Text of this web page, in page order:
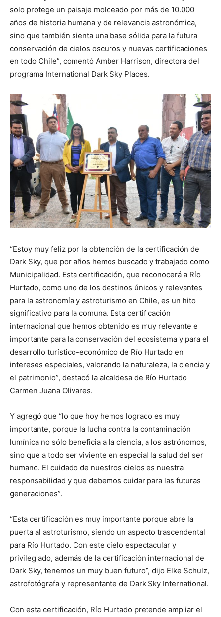
solo protege un paisaje moldeado por más de 10.000
años de historia humana y de relevancia astronómica,
sino que también sienta una base sólida para la futura
conservación de cielos oscuros y nuevas certificaciones
en todo Chile”, comentó Amber Harrison, directora del
programa International Dark Sky Places.
“Estoy muy feliz por la obtención de la certificación de
Dark Sky, que por años hemos buscado y trabajado como
Municipalidad. Esta certificación, que reconocerá a Río
Hurtado, como uno de los destinos únicos y relevantes
para la astronomía y astroturismo en Chile, es un hito
significativo para la comuna. Esta certificación
internacional que hemos obtenido es muy relevante e
importante para la conservación del ecosistema y para el
desarrollo turístico-económico de Río Hurtado en
intereses especiales, valorando la naturaleza, la ciencia y
el patrimonio”, destacó la alcaldesa de Río Hurtado
Carmen Juana Olivares.
Y agregó que “lo que hoy hemos logrado es muy
importante, porque la lucha contra la contaminación
lumínica no sólo beneficia a la ciencia, a los astrónomos,
sino que a todo ser viviente en especial la salud del ser
humano. El cuidado de nuestros cielos es nuestra
responsabilidad y que debemos cuidar para las futuras
generaciones”.
“Esta certificación es muy importante porque abre la
puerta al astroturismo, siendo un aspecto trascendental
para Río Hurtado. Con este cielo espectacular y
privilegiado, además de la certificación internacional de
Dark Sky, tenemos un muy buen futuro”, dijo Elke Schulz,
astrofotógrafa y representante de Dark Sky International.
Con esta certificación, Río Hurtado pretende ampliar el